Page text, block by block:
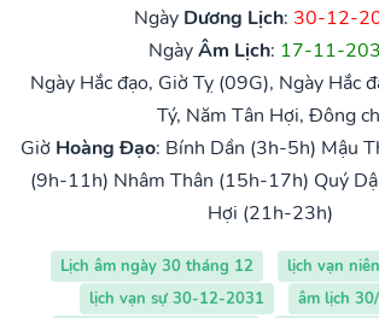
Ngày Dương Lịch: 30-12-
NgàyÂm Lịch: 17-11-
Ngày Hắc đạo, Giờ Tỵ (09G), Ngày Hắc
Tý, Năm Tân Hợi, Đông
Giờ Hoàng Đạo: Bính Dần (3h-5h) Mậu
(9h-11h) Nhâm Thân (15h-17h) Quý
Hợi (21h-23h)
Lịch âm ngày 30 tháng 12
lịch vạn
lịch vạn sự 30-12-2031
âm lịch